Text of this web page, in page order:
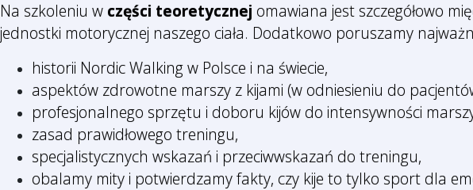
Na szkoleniu w części teoretycznej omawiana jest szczegółowo
jednostki motorycznej naszego ciała. Dodatkowo poruszamy
historii Nordic Walking w Polsce i na świecie,
aspektów zdrowotne marszy z kijami (w odniesieniu do
profesjonalnego sprzętu i doboru kijów do intensywności
zasad prawidłowego treningu,
specjalistycznych wskazań i przeciwwskazań do treningu,
obalamy mity i potwierdzamy fakty, czy kije to tylko sport dla